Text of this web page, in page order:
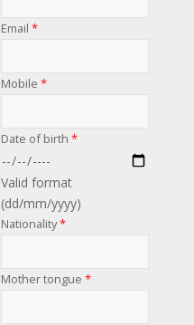
Email *
Mobile *
Date of birth *
Valid format
(dd/mm/yyyy)
Nationality*
Mother tongue *